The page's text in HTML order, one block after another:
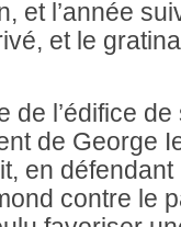
et l’année
et le
de l’édifice
de George
en
contre le